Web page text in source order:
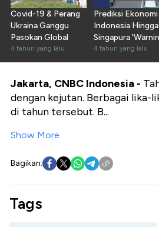
Covid-19 & Perang
Ukraina Ganggu
Pasokan Global
4 tahun yang lalu
Prediksi Ekonomi
Indonesia Hingga
Singapura
Kripto
4 tahun yang lalu
Jakarta, CNBC Indonesia -
dengan kejutan. Berbagai lika-
di tahun tersebut. B...
Show More
Bagikan:
Tags